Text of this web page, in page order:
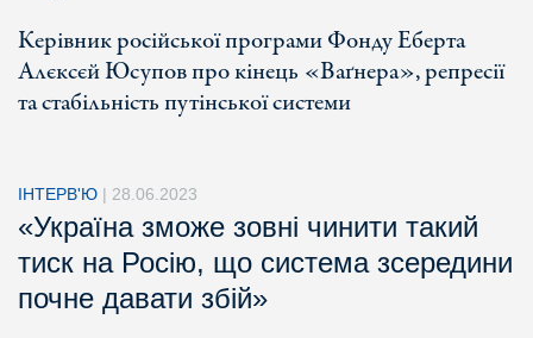
Керівник російської програми Фонду Еберта
Алєксєй Юсупов про кінець «Ваґнера», репресії
та стабільність путінської системи
ІНТЕРВ'Ю | 28.06.2023
«Україна зможе зовні чинити такий
тиск на Росію, що система зсередини
почне давати збій»